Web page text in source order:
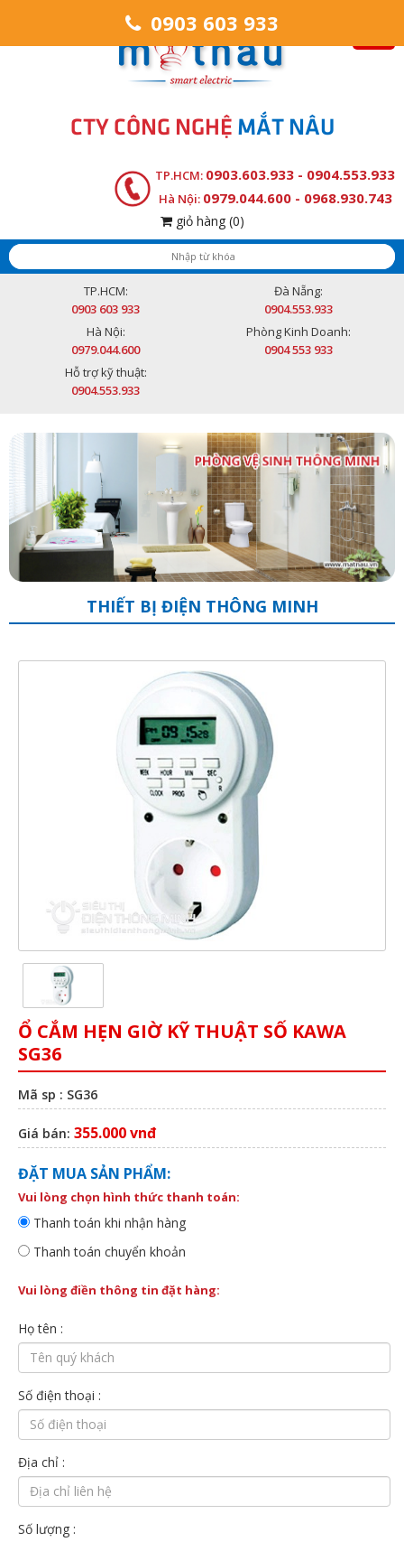
CTY CÔNG NGHỆ MẮT NÂU
TP.HCM: 0903.603.933 - 0904.553.933
Hà Nội: 0979.044.600 - 0968.930.743
giỏ hàng (0)
TP.HCM:
0903 603 933
Đà Nẵng:
0904.553.933
Hà Nội:
0979.044.600
Phòng Kinh Doanh:
0904 553 933
Hỗ trợ kỹ thuật:
0904.553.933
THIẾT BỊ ĐIỆN THÔNG MINH
Ổ CẮM HẸN GIỜ KỸ THUẬT SỐ KAWA
SG36
Mã sp : SG36
Giá bán: 355.000 vnđ
ĐẶT MUA SẢN PHẨM:
Vui lòng chọn hình thức thanh toán:
Thanh toán khi nhận hàng
Thanh toán chuyển khoản
Vui lòng điền thông tin đặt hàng:
Họ tên :
Số điện thoại :
Địa chỉ :
Số lượng :
0903 603 933